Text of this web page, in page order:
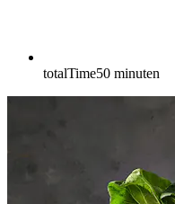
totalTime50 minuten